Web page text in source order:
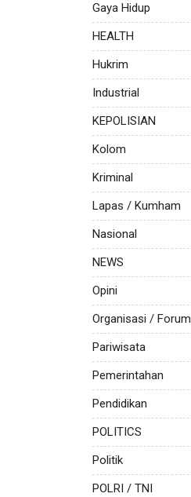
Gaya Hidup
HEALTH
Hukrim
Industrial
KEPOLISIAN
Kolom
Kriminal
Lapas / Kumham
Nasional
NEWS
Opini
Organisasi / Forum
Pariwisata
Pemerintahan
Pendidikan
POLITICS
Politik
POLRI / TNI